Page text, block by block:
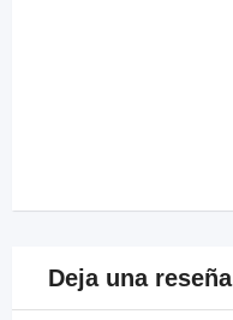
Deja una reseña